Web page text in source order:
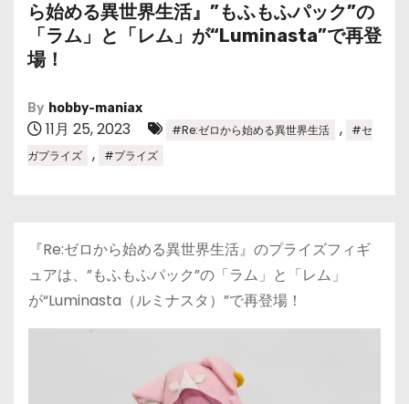
ら始める異世界生活』”もふもふパック”の
「ラム」と「レム」が“Luminasta”で再登
場！
By hobby-maniax
11月 25, 2023 #Re:ゼロから始める異世界生活 ,
#セ
ガプライズ
, #プライズ
『Re:ゼロから始める異世界生活』のプライズフィギ
ュアは、”もふもふパック”の「ラム」と「レム」
が“Luminasta（ルミナスタ）”で再登場！